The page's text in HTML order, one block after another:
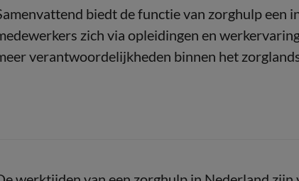
biedt de functie van zorghulp een
zich via opleidingen en
verantwoordelijkheden binnen het